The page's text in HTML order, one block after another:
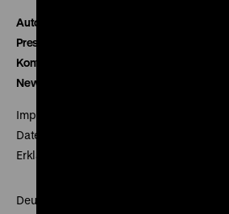
Autor*innen
Presse
Kontakt
Newsletter
Impressum
Datenschutz
Erklärung digitale Barrierefreiheit
Deutsches Historisches Museum